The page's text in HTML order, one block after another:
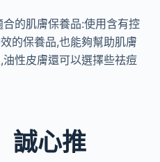
的肌膚保養品:使用含有控
的保養品,也能夠幫助肌膚
性皮膚還可以選擇些祛痘
誠心推